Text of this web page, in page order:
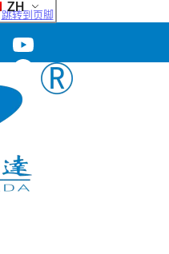
跳转到页脚
ZH